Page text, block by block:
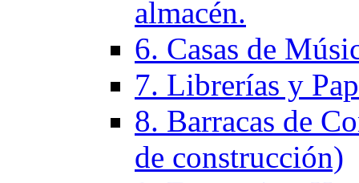
almacén.
6. Casas de
7. Librerías y
8. Barracas de
de construcción)